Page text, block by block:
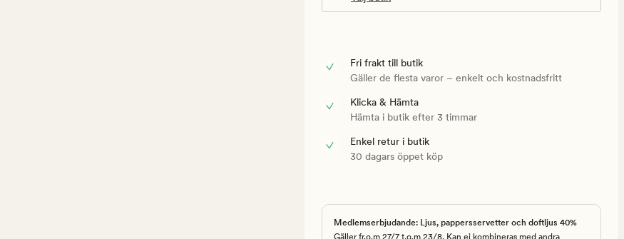
Fri frakt till butik
Gäller de flesta varor – enkelt och kostnadsfritt
Klicka & Hämta
Hämta i butik efter 3 timmar
Enkel retur i butik
30 dagars öppet köp
Medlemserbjudande: Ljus, pappersservetter och doftljus 40%
Gäller fr.o.m 27/7 t.o.m 23/8. Kan ej kombineras med andra